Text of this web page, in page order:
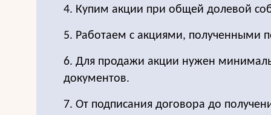
4. Купим акции при общей долевой
5. Работаем с акциями, полученными
6. Для продажи акции нужен
документов.
7. От подписания договора до